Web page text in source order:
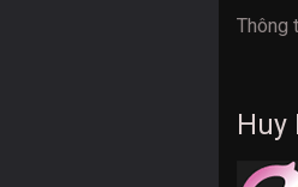
Thông
Huy